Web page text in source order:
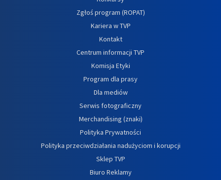
Zgłoś program (ROPAT)
Kariera w TVP
Kontakt
Centrum informacji TVP
Komisja Etyki
Program dla prasy
Dla mediów
Serwis fotograficzny
Merchandising (znaki)
Polityka Prywatności
Polityka przeciwdziałania nadużyciom i korupcji
Sklep TVP
Biuro Reklamy